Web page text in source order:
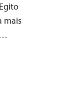
mais